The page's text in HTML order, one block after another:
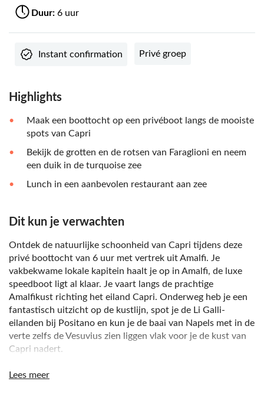
Duur: 6 uur
Instant confirmation Privé groep
Highlights
Maak een boottocht op een privéboot langs de mooiste
spots van Capri
Bekijk de grotten en de rotsen van Faraglioni en neem
een duik in de turquoise zee
Lunch in een aanbevolen restaurant aan zee
Dit kun je verwachten
Ontdek de natuurlijke schoonheid van Capri tijdens deze
privé boottocht van 6 uur met vertrek uit Amalfi. Je
vakbekwame lokale kapitein haalt je op in Amalfi, de luxe
speedboot ligt al klaar. Je vaart langs de prachtige
Amalfikust richting het eiland Capri. Onderweg heb je een
fantastisch uitzicht op de kustlijn, spot je de Li Galli-
eilanden bij Positano en kun je de baai van Napels met in de
verte zelfs de Vesuvius zien liggen vlak voor je de kust van
Capri nadert.
De kapitein weet de mooiste plekken van Capri te vinden
Lees meer